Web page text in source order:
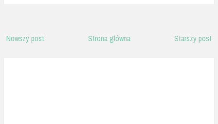
Nowszy post Starszy post
Strona główna